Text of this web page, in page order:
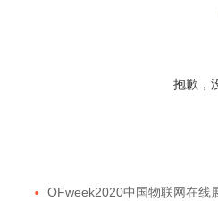
抱歉，
 OFweek2020中国物联网在线